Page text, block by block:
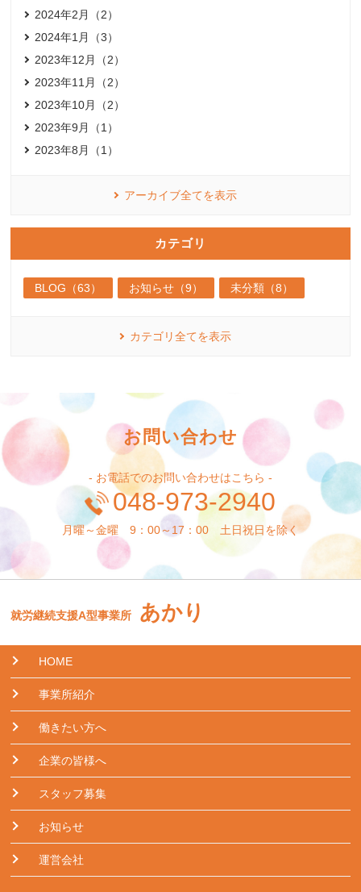
2024年2月（2）
2024年1月（3）
2023年12月（2）
2023年11月（2）
2023年10月（2）
2023年9月（1）
2023年8月（1）
アーカイブ全てを表示
カテゴリ
BLOG（63） お知らせ（9） 未分類（8）
カテゴリ全てを表示
お問い合わせ
- お電話でのお問い合わせはこちら -
048-973-2940
月曜～金曜 9：00～17：00 土日祝日を除く
就労継続支援A型事業所 あかり
HOME
事業所紹介
働きたい方へ
企業の皆様へ
スタッフ募集
お知らせ
運営会社